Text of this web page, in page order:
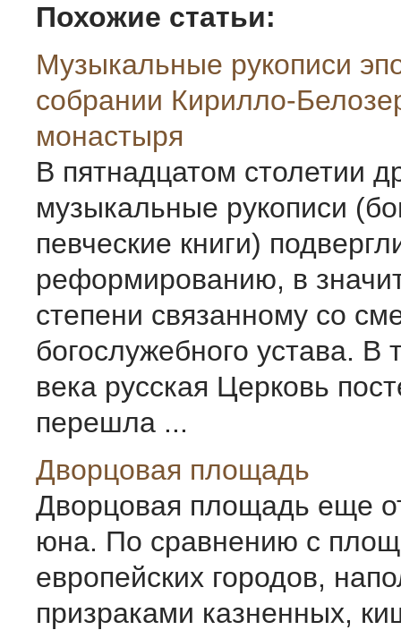
Похожие статьи:
Музыкальные рукописи
собрании Кирилло-
монастыря
В пятнадцатом столетии
музыкальные рукописи
певческие книги)
реформированию, в
степени связанному со
богослужебного устава. В
века русская Церковь
перешла ...
Дворцовая площадь
Дворцовая площадь еще
юна. По сравнению с
европейских городов,
призраками казненных,